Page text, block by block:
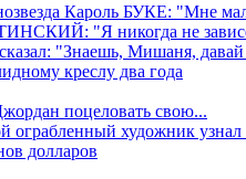
Кароль БУКЕ: "Мне
"Я никогда не зависел
"Знаешь, Мишаня,
креслу два года
поцеловать свою...
ограбленный художник
долларов